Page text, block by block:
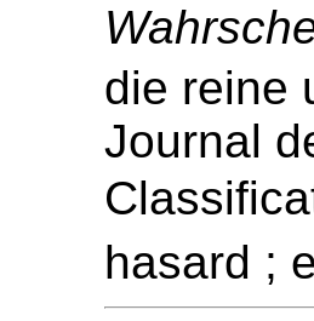
die reine
Journal
hasard ;